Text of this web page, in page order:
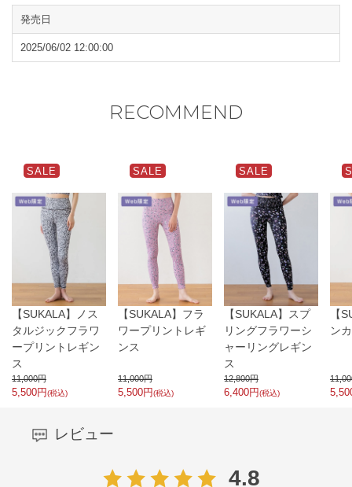
●形を整えて陰干ししてください。
発売日
2025/06/02 12:00:00
RECOMMEND
SALE
【SUKALA】ノス
タルジックフラワ
ープリントレギン
ス
11,000円
5,500円(税込)
SALE
【SUKALA】フラ
ワープリントレギ
ンス
11,000円
5,500円(税込)
SALE
【SUKALA】スプ
リングフラワーシ
ャーリングレギン
ス
12,800円
6,400円(税込)
【
ン
レビュー
4.8